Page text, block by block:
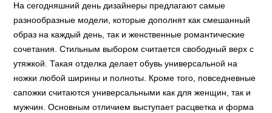
На сегодняшний день дизайнеры предлагают самые
разнообразные модели, которые дополнят как смешанный
образ на каждый день, так и женственные романтические
сочетания. Стильным выбором считается свободный верх с
утяжкой. Такая отделка делает обувь универсальной на
ножки любой ширины и полноты. Кроме того, повседневные
сапожки считаются универсальными как для женщин, так и
мужчин. Основным отличием выступает расцветка и форма